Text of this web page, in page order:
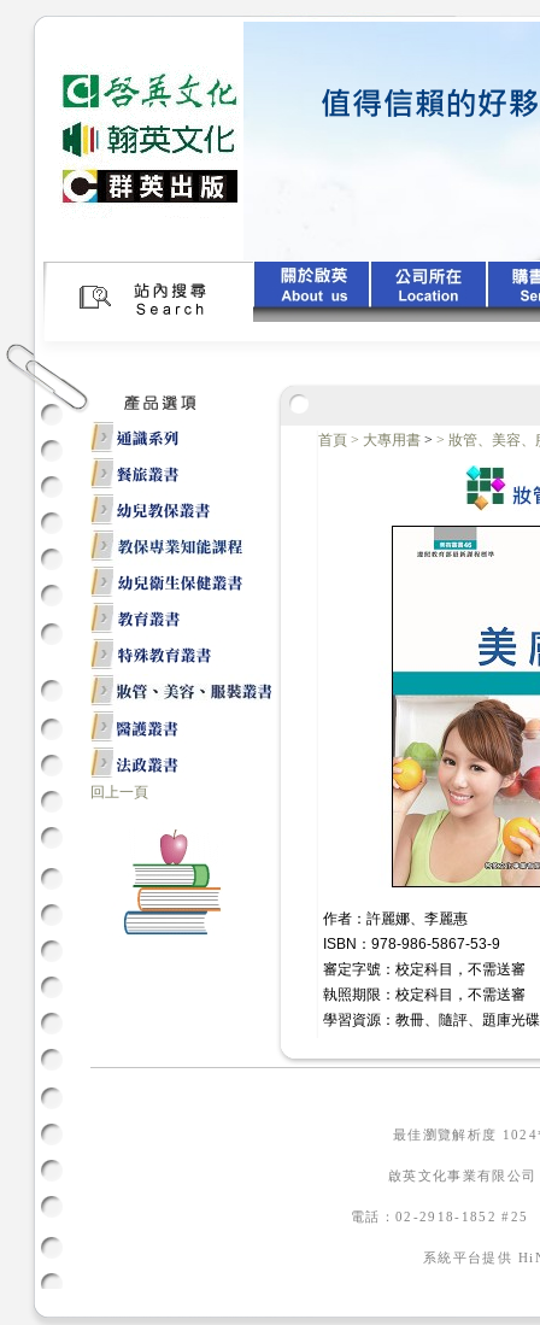
回上一頁
首頁 > 大專用書 > > 妝管、美容、
作者：許麗娜、李麗惠
ISBN：978-986-5867-53-9
審定字號：校定科目，不需送審
執照期限：校定科目，不需送審
學習資源：教冊、隨評、題庫光
最佳瀏覽解析度
啟英文化事業有限公
電話：02-2918-1852
系統平台提供